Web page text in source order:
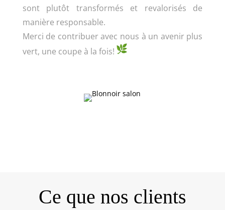
sont plutôt transformés et revalorisés de
manière responsable.
Merci de contribuer avec nous à un avenir plus
vert, une coupe à la fois!
Ce que nos clients